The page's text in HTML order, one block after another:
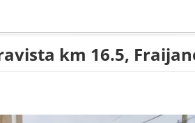
km 16.5,